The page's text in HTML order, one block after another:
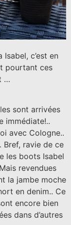
c’est en
pourtant ces
…
sont arrivées
immédiate!..
avec Cologne..
Bref, ravie de ce
les boots Isabel
revendues
la jambe moche
en denim.. Ce
encore bien
dans d’autres